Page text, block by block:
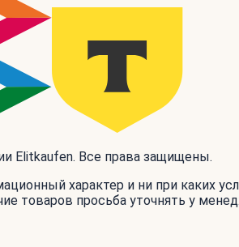
Elitkaufen. Все права защищены.
характер и ни при каких
товаров просьба уточнять у